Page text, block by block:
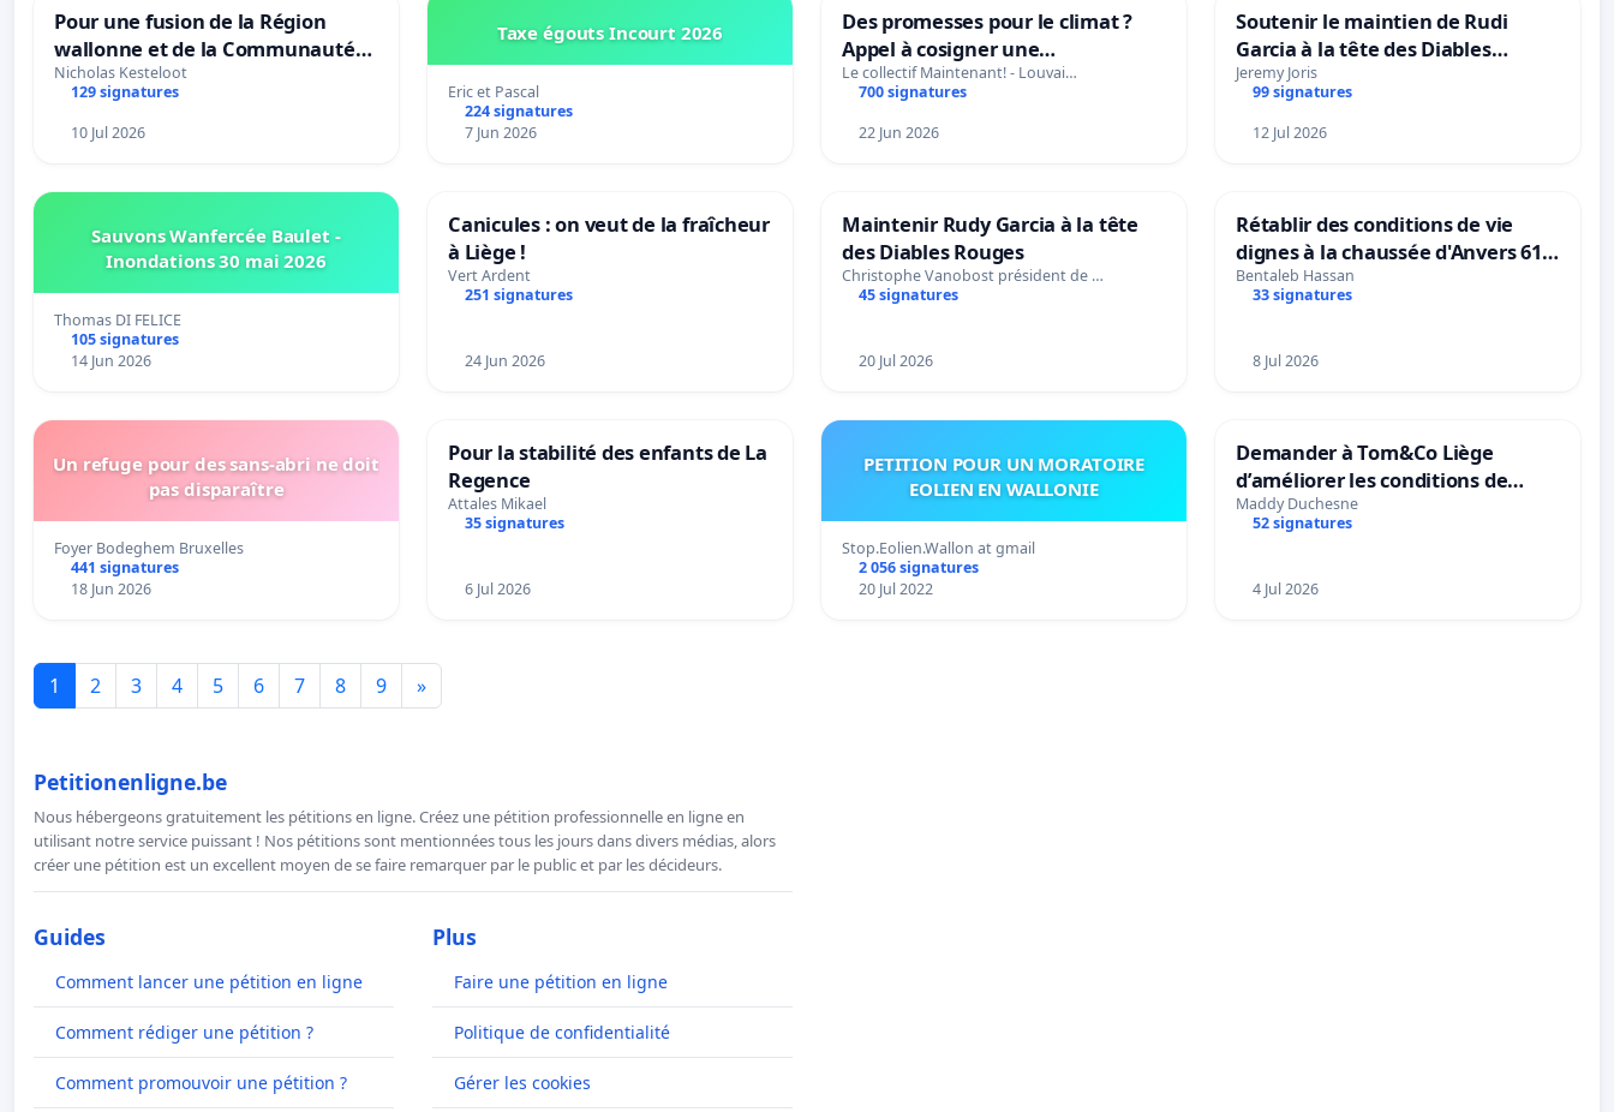
Pour une fusion de la Région
wallonne et de la Communauté
française (Fédération Wallonie-
Bruxelles)
Nicholas Kesteloot
129 signatures
10 Jul 2026
Taxe égouts Incourt 2026
Eric et Pascal
224 signatures
7 Jun 2026
Des promesses pour le climat ?
Appel à cosigner une
interpellation des ministres
wallons du climat et de
l’environnement.
Le collectif Maintenant! - Louvai…
700 signatures
22 Jun 2026
Soutenir le maintien de Rudi
Garcia à la tête des Diables
Rouges |Teken voor het behoud
van Rudi Garcia als bondscoach
Jeremy Joris
99 signatures
12 Jul 2026
Sauvons Wanfercée Baulet -
Inondations 30 mai 2026
Thomas DI FELICE
105 signatures
14 Jun 2026
Canicules : on veut de la fraîcheur
à Liège !
Vert Ardent
251 signatures
24 Jun 2026
Maintenir Rudy Garcia à la tête
des Diables Rouges
Christophe Vanobost président de …
45 signatures
20 Jul 2026
Rétablir des conditions de vie
dignes à la chaussée d'Anvers 61
et 63
Bentaleb Hassan
33 signatures
8 Jul 2026
Un refuge pour des sans-abri ne doit
pas disparaître
Foyer Bodeghem Bruxelles
441 signatures
18 Jun 2026
Pour la stabilité des enfants de La
Regence
Attales Mikael
35 signatures
6 Jul 2026
PETITION POUR UN MORATOIRE
EOLIEN EN WALLONIE
Stop.Eolien.Wallon at gmail
2 056 signatures
20 Jul 2022
Demander à Tom&Co Liège
d’améliorer les conditions de
présentation des animaux et de
mettre fin à la vente d’animaux
Maddy Duchesne
52 signatures
4 Jul 2026
1 2 3 4 5 6 7 8 9 »
Petitionenligne.be
Nous hébergeons gratuitement les pétitions en ligne. Créez une pétition professionnelle en ligne en
utilisant notre service puissant ! Nos pétitions sont mentionnées tous les jours dans divers médias, alors
créer une pétition est un excellent moyen de se faire remarquer par le public et par les décideurs.
Guides
Comment lancer une pétition en ligne
Comment rédiger une pétition ?
Comment promouvoir une pétition ?
Plus
Faire une pétition en ligne
Politique de confidentialité
Gérer les cookies